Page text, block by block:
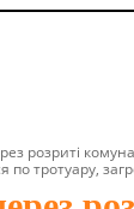
розриті
по тротуару,